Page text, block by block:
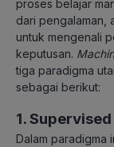
proses belajar
dari pengalaman,
untuk mengenali
keputusan.
tiga paradigma
sebagai berikut:
1.
Dalam paradigma